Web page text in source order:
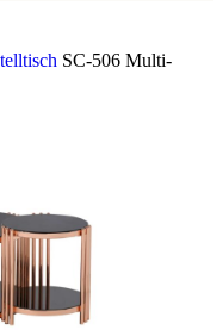
SC-506 Multi-